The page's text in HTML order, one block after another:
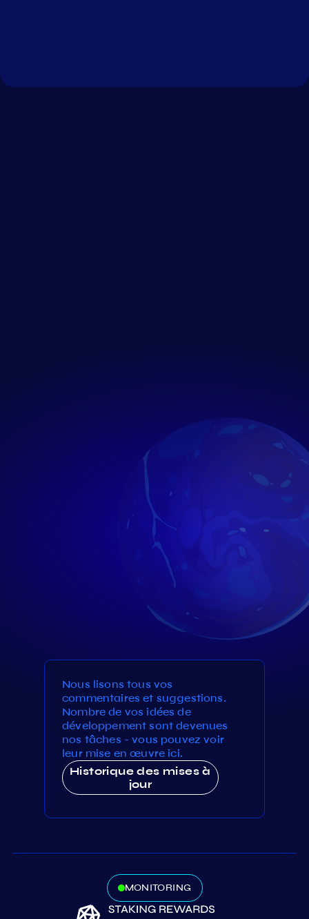
Nous lisons tous vos
commentaires et suggestions.
Nombre de vos idées de
développement sont devenues
nos tâches - vous pouvez voir
leur mise en œuvre ici.
Historique des mises à
jour
MONITORING